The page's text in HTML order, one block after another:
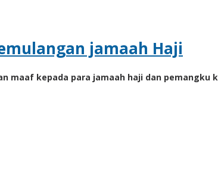
jamaah Haji
maaf kepada para jamaah haji dan pemangku